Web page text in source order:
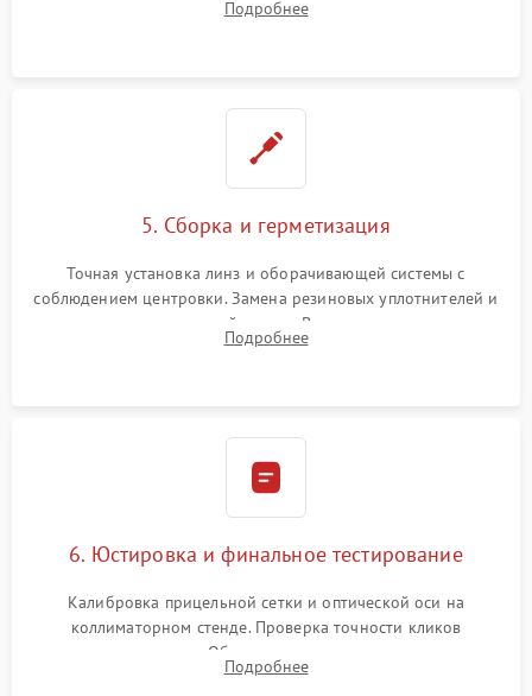
поврежденных линз, разбитой сетки или восстановление
Подробнее
5. Сборка и герметизация
Точная установка линз и оборачивающей системы с
соблюдением центровки. Замена резиновых уплотнителей и
нанесение влагозащитной смазки. Вакуумирование корпуса
и заполнение его осушенным азотом или аргоном для
Подробнее
6. Юстировка и финальное тестирование
Калибровка прицельной сетки и оптической оси на
коллиматорном стенде. Проверка точности кликов
механизма поправок. Обязательное испытание прицела на
ударном стенде для проверки устойчивости к отдаче и
Подробнее